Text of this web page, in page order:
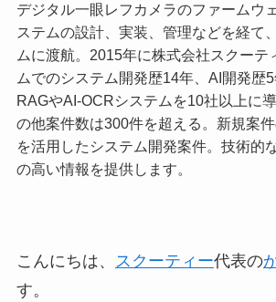
デジタル一眼レフカメラのファームウ
ステムの設計、実装、管理などを経て
ムに渡航。2015年に株式会社スクーテ
ムでのシステム開発歴14年、AI開発歴
RAGやAI-OCRシステムを10社以上に
の他案件数は300件を超える。新規案
を活用したシステム開発案件。技術的
の高い情報を提供します。
こんにちは、 スクーティー代表の
す。